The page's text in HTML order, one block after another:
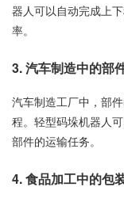
器人可以自动完成上
率。
3.汽车制造中的部
汽车制造工厂中，部
程。轻型码垛机器人
部件的运输任务。
4.食品加工中的包